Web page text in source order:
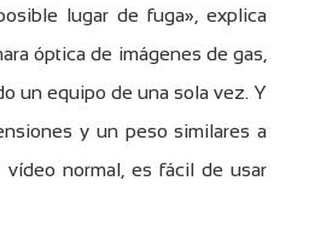
lugar de fuga», explica
óptica de imágenes de gas,
un equipo de una sola vez. Y
y un peso similares a
vídeo normal, es fácil de usar